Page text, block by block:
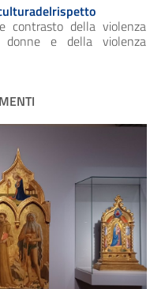
contrasto della violenza
e della violenza